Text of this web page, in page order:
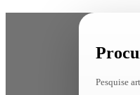
Pesquise